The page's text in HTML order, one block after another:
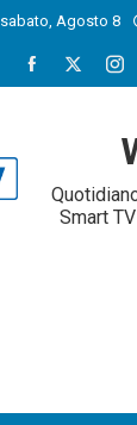
sabato, Agosto 8
Smart